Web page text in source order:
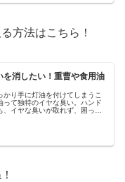
方法はこちら！
を消したい！重曹や食用油
り手に灯油を付けてしまうこ
って独特のイヤな臭い。ハンド
、イヤな臭いが取れず、困った